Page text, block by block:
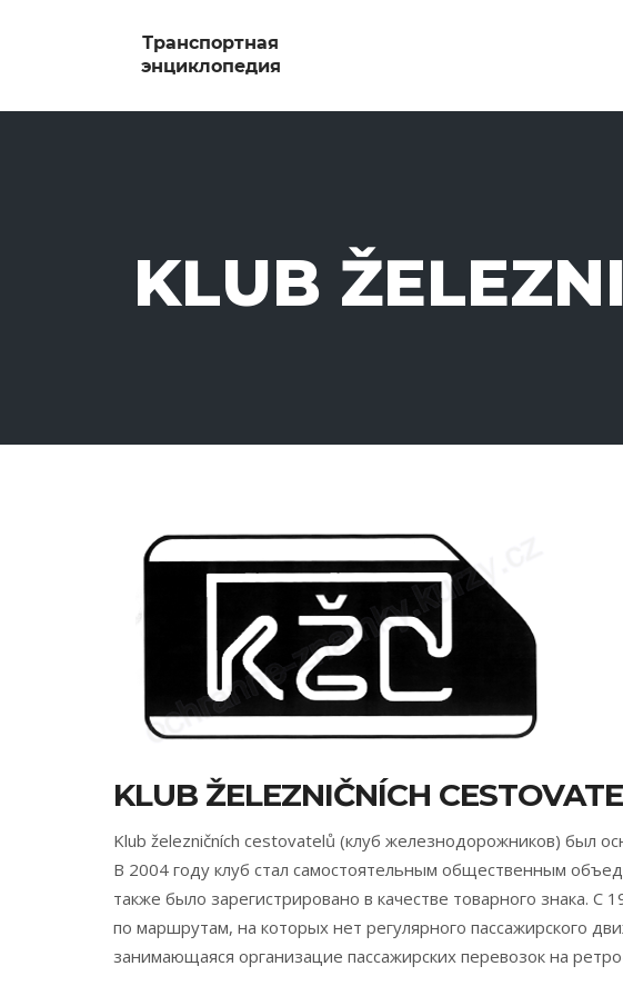
KLUB
KLUB ŽELEZNIČNÍCH
Klub železničních cestovatelů (клуб железнодорожников) был
В 2004 году клуб стал самостоятельным общественным
также было зарегистрировано в качестве товарного знака. С
по маршрутам, на которых нет регулярного пассажирского
занимающаяся организацие пассажирских перевозок на